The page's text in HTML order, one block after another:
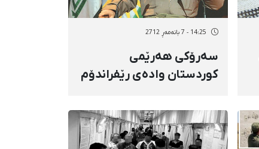
14:25 - 7 بانەمەڕ 2712
سەرۆكی هەرێمی
كوردستان وادەی رێفراندۆم